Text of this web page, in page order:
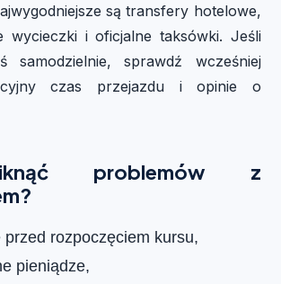
są transfery hotelowe,
wycieczki i oficjalne taksówki. Jeśli
samodzielnie, sprawdź wcześniej
czas przejazdu i opinie o
problemów z
przed rozpoczęciem kursu,
pieniądze,